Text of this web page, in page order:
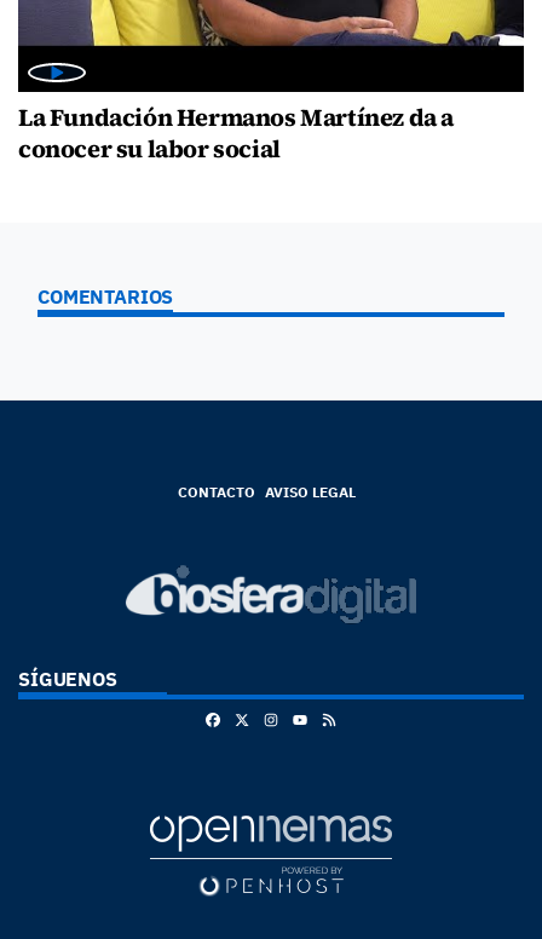
La Fundación Hermanos Martínez da a
conocer su labor social
COMENTARIOS
CONTACTO AVISO LEGAL
SÍGUENOS
FacebookInstagram